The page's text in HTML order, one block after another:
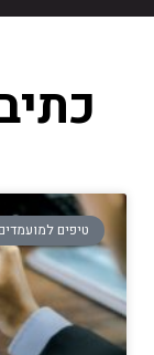
טיפים למועמדים